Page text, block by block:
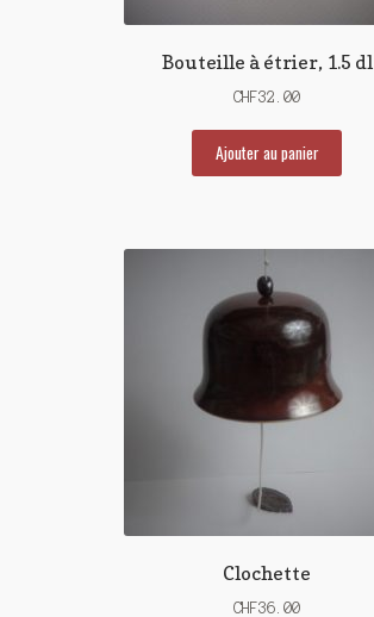
Bouteille à étrier, 1.5 dl
CHF32.00
Ajouter au panier
Clochette
CHF36.00